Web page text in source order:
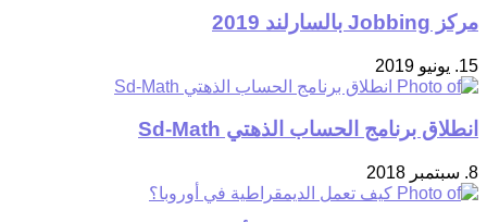
مركز Jobbing بالسارلند 2019
15. يونيو 2019
انطلاق برنامج الحساب الذهتي Sd-Math
8. سبتمبر 2018